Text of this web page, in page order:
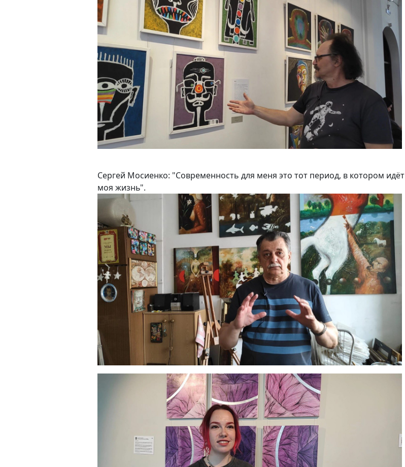
Новости
Наука
О Доме учёных
Виртуальный тур
Вакансии
Сергей Мосиенко: "Современность для меня это тот период, в котором идёт
моя жизнь".